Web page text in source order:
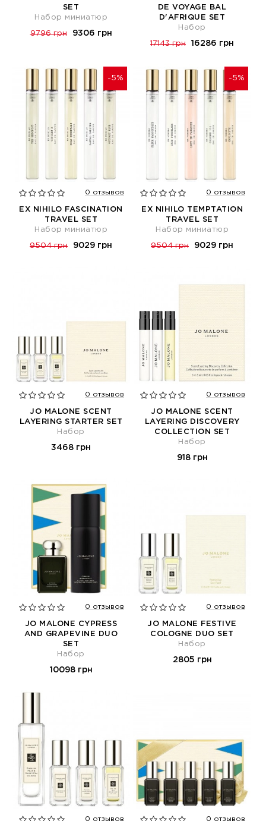
SET
Набор миниатюр
9796 грн 9306 грн
DE VOYAGE BAL
D'AFRIQUE SET
Набор
17143 грн 16286 грн
-5%
0 отзывов
EX NIHILO FASCINATION
TRAVEL SET
Набор миниатюр
9504 грн 9029 грн
-5%
0 отзывов
EX NIHILO TEMPTATION
TRAVEL SET
Набор миниатюр
9504 грн 9029 грн
0 отзывов
JO MALONE SCENT
LAYERING STARTER SET
Набор
3468 грн
0 отзывов
JO MALONE SCENT
LAYERING DISCOVERY
COLLECTION SET
Набор
918 грн
0 отзывов
JO MALONE CYPRESS
AND GRAPEVINE DUO
SET
Набор
10098 грн
0 отзывов
JO MALONE FESTIVE
COLOGNE DUO SET
Набор
2805 грн
0 отзывов 0 отзывов